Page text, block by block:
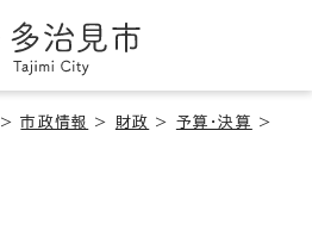
>市政情報 > 財政 > 予算・決算
>